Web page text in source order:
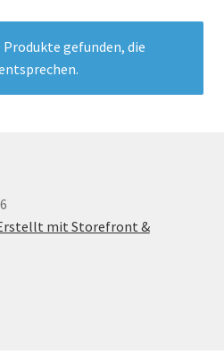
Produkte gefunden, die
mit Storefront &